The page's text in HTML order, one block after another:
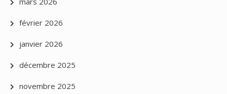
février 2026
janvier 2026
décembre 2025
novembre 2025